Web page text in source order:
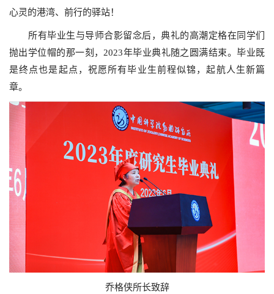
心灵的港湾、前行的驿站！
所有毕业生与导师合影留念后，典礼的高潮定格在同学们
抛出学位帽的那一刻，2023年毕业典礼随之圆满结束。毕业既
是终点也是起点，祝愿所有毕业生前程似锦，起航人生新篇
章。
乔格侠所长致辞